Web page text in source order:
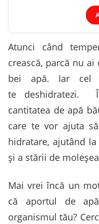
Atunci când
crească, parcă nu
bei apă. Iar cel
te deshidratezi.
cantitatea de apă
care te vor ajuta
hidratare, ajutând
și a stării de
Mai vrei încă un
că aportul de
organismul tău?